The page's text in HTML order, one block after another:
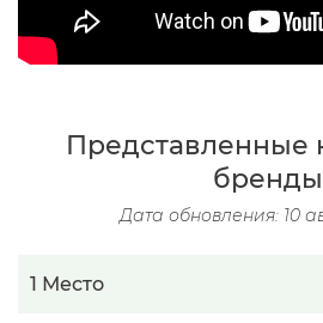
Представленные
бренды
Дата обновления: 10
1 Место